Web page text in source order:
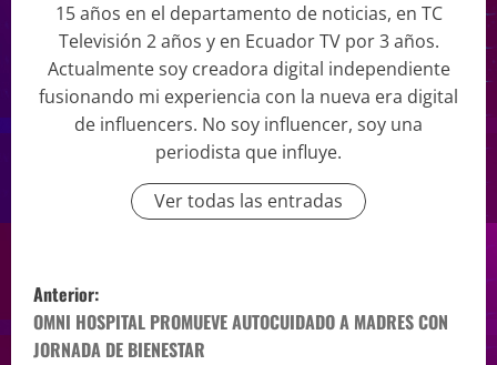
15 años en el departamento de noticias, en TC
Televisión 2 años y en Ecuador TV por 3 años.
Actualmente soy creadora digital independiente
fusionando mi experiencia con la nueva era digital
de influencers. No soy influencer, soy una
periodista que influye.
Ver todas las entradas
Anterior:
OMNI HOSPITAL PROMUEVE AUTOCUIDADO A MADRES CON
JORNADA DE BIENESTAR